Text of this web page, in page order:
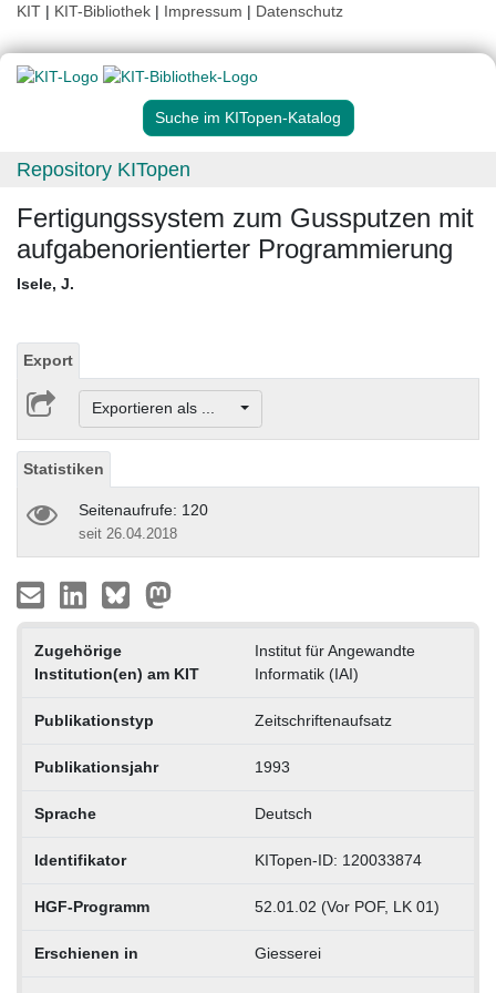
KIT | KIT-Bibliothek | Impressum | Datenschutz
Suche im KITopen-Katalog
Repository KITopen
Fertigungssystem zum Gussputzen mit
aufgabenorientierter Programmierung
Isele, J.
Export
Exportieren als ...
Statistiken
Seitenaufrufe: 120
seit 26.04.2018
Zugehörige
Institution(en) am KIT
Institut für Angewandte
Informatik (IAI)
Publikationstyp Zeitschriftenaufsatz
Publikationsjahr 1993
Sprache Deutsch
Identifikator KITopen-ID: 120033874
HGF-Programm 52.01.02 (Vor POF, LK 01)
Erschienen in Giesserei